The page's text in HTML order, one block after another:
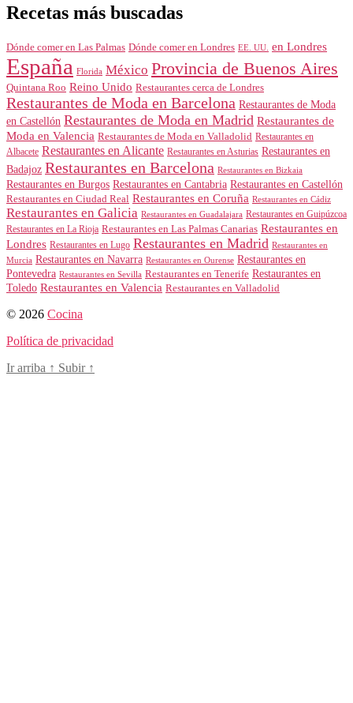
Recetas más buscadas
Dónde comer en Las Palmas Dónde comer en Londres EE. UU. en Londres
España Florida México Provincia de Buenos Aires
Quintana Roo Reino Unido Restaurantes cerca de Londres
Restaurantes de Moda en Barcelona Restaurantes de Moda
en Castellón Restaurantes de Moda en Madrid Restaurantes de
Moda en Valencia Restaurantes de Moda en Valladolid Restaurantes en
Albacete Restaurantes en Alicante Restaurantes en Asturias Restaurantes en
Badajoz Restaurantes en Barcelona Restaurantes en Bizkaia
Restaurantes en Burgos Restaurantes en Cantabria Restaurantes en Castellón
Restaurantes en Ciudad Real Restaurantes en Coruña Restaurantes en Cádiz
Restaurantes en Galicia Restaurantes en Guadalajara Restaurantes en Guipúzcoa
Restaurantes en La Rioja Restaurantes en Las Palmas Canarias Restaurantes en
Londres Restaurantes en Lugo Restaurantes en Madrid Restaurantes en
Murcia Restaurantes en Navarra Restaurantes en Ourense Restaurantes en
Pontevedra Restaurantes en Sevilla Restaurantes en Tenerife Restaurantes en
Toledo Restaurantes en Valencia Restaurantes en Valladolid
© 2026 Cocina
Política de privacidad
Ir arriba ↑ Subir ↑